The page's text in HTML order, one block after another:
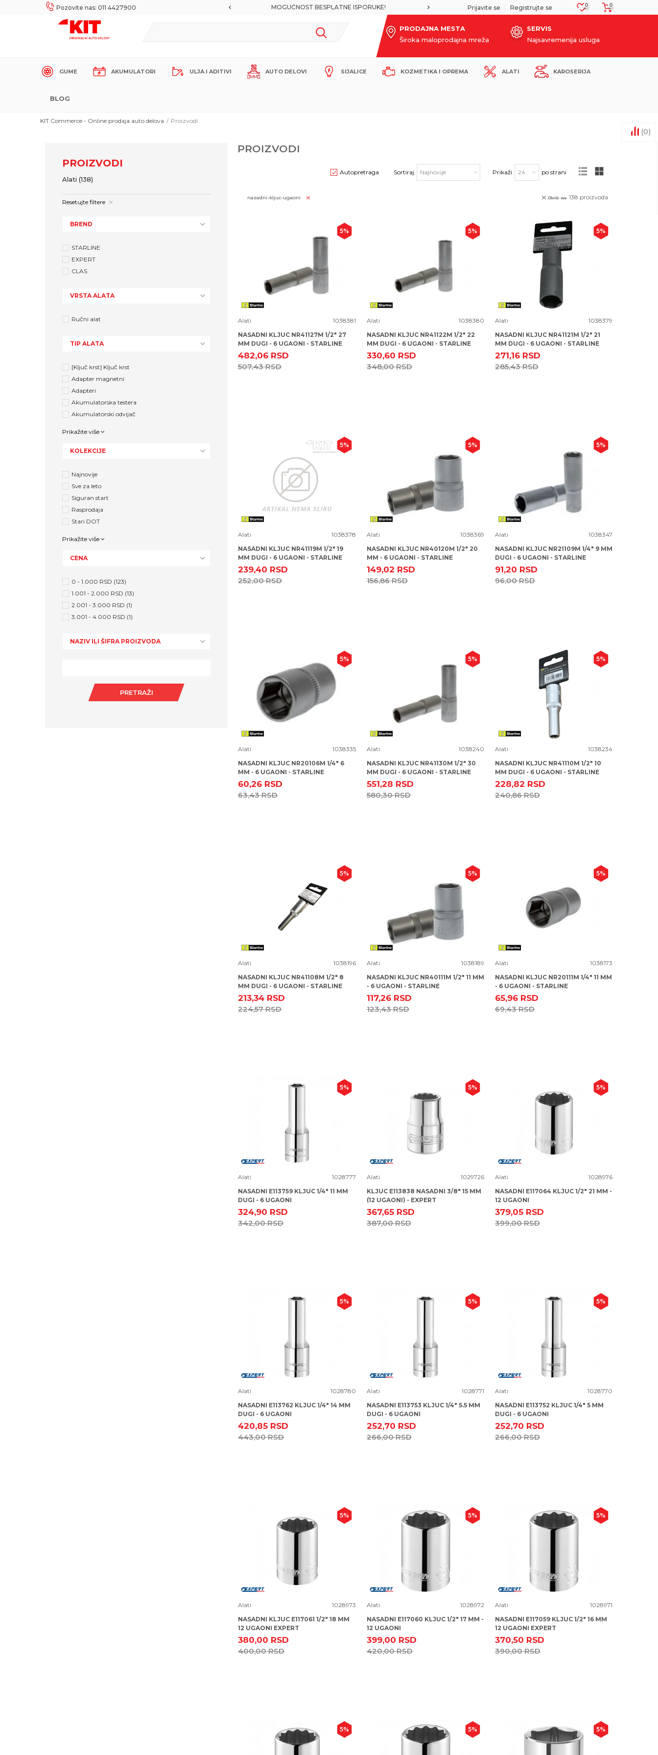
Pozovite nas: 011 4427900
SIGURNO PLAĆANJE PLATNIM KARTICAMA! MOGUĆNOST BESPLATNE ISPORUKE! SIGURNO PLAĆANJE PLATNIM KARTICAMA! 0
0
Prijavite se Registrujte se
PRODAJNA MESTA
Široka maloprodajna mreža
SERVIS
Najsavremenija usluga
GUME AKUMULATORI ULJA I ADITIVI AUTO DELOVI SIJALICE KOZMETIKA I OPREMA ALATI KAROSERIJA
BLOG
(0)
KIT Commerce - Online prodaja auto delova Proizvodi
PROIZVODI
Alati (138)
Resetujte filtere
BREND
STARLINE
EXPERT
CLAS
VRSTA ALATA
Ručni alat
TIP ALATA
[Ključ krst] Ključ krst
Adapter magnetni
Adapteri
Akumulatorska testera
Akumulatorski odvijač
Prikažite više
KOLEKCIJE
Najnovije
Sve za leto
Siguran start
Rasprodaja
Stari DOT
Prikažite više
CENA
0 - 1.000 RSD (123)
1.001 - 2.000 RSD (13)
2.001 - 3.000 RSD (1)
3.001 - 4.000 RSD (1)
NAZIV ILI ŠIFRA PROIZVODA
PRETRAŽI
PROIZVODI
Autopretraga Sortiraj Prikaži po strani
nasadni-kljuc-ugaoni 138 proizvoda
Obriši sve
Uporedi
5%
Alati
1038381
NASADNI KLJUC NR41127M 1/2" 27
MM DUGI - 6 UGAONI - STARLINE
482,06 RSD
507,43RSD
Uporedi
5%
Alati
1038380
NASADNI KLJUC NR41122M 1/2" 22
MM DUGI - 6 UGAONI - STARLINE
330,60 RSD
348,00RSD
Uporedi
5%
Alati
1038379
NASADNI KLJUC NR41121M 1/2" 21
MM DUGI - 6 UGAONI - STARLINE
271,16 RSD
285,43RSD
Uporedi
5%
Alati
1038378
NASADNI KLJUC NR41119M 1/2" 19
MM DUGI - 6 UGAONI - STARLINE
239,40 RSD
252,00RSD
Uporedi
5%
Alati
1038369
NASADNI KLJUC NR40120M 1/2" 20
MM - 6 UGAONI - STARLINE
149,02 RSD
156,86RSD
5%
Alati
1038347
NASADNI KLJUC NR21109M 1/4" 9 MM
DUGI - 6 UGAONI - STARLINE
91,20 RSD
96,00RSD
Uporedi
5%
Alati
1038335
NASADNI KLJUC NR20106M 1/4" 6
MM - 6 UGAONI - STARLINE
60,26 RSD
63,43RSD
Uporedi
5%
Alati
1038240
NASADNI KLJUC NR41130M 1/2" 30
MM DUGI - 6 UGAONI - STARLINE
551,28 RSD
580,30RSD
Uporedi
5%
Alati
1038234
NASADNI KLJUC NR41110M 1/2" 10
MM DUGI - 6 UGAONI - STARLINE
228,82 RSD
240,86RSD
Uporedi
5%
Alati
1038196
NASADNI KLJUC NR41108M 1/2" 8
MM DUGI - 6 UGAONI - STARLINE
213,34 RSD
224,57RSD
Uporedi
5%
Alati
1038189
NASADNI KLJUC NR40111M 1/2" 11 MM
- 6 UGAONI - STARLINE
117,26 RSD
123,43RSD
Uporedi
5%
Alati
1038173
NASADNI KLJUC NR20111M 1/4" 11 MM
- 6 UGAONI - STARLINE
65,96 RSD
69,43RSD
5%
Alati
1028777
NASADNI E113759 KLJUC 1/4" 11 MM
DUGI - 6 UGAONI
324,90 RSD
342,00RSD
Uporedi
5%
Alati
1029726
KLJUC E113838 NASADNI 3/8" 15 MM
(12 UGAONI) - EXPERT
367,65 RSD
387,00RSD
5%
Alati
1028976
NASADNI E117064 KLJUC 1/2" 21 MM -
12 UGAONI
379,05 RSD
399,00RSD
5%
Alati
1028780
NASADNI E113762 KLJUC 1/4" 14 MM
DUGI - 6 UGAONI
420,85 RSD
443,00RSD
5%
Alati
1028771
NASADNI E113753 KLJUC 1/4" 5.5 MM
DUGI - 6 UGAONI
252,70 RSD
266,00RSD
5%
Alati
1028770
NASADNI E113752 KLJUC 1/4" 5 MM
DUGI - 6 UGAONI
252,70 RSD
266,00RSD
5%
Alati
1028973
NASADNI KLJUC E117061 1/2" 18 MM
12 UGAONI EXPERT
380,00 RSD
400,00RSD
5%
Alati
1028972
NASADNI E117060 KLJUC 1/2" 17 MM -
12 UGAONI
399,00 RSD
420,00RSD
5%
Alati
1028971
NASADNI E117059 KLJUC 1/2" 16 MM
12 UGAONI EXPERT
370,50 RSD
390,00RSD
5% 5% 5%